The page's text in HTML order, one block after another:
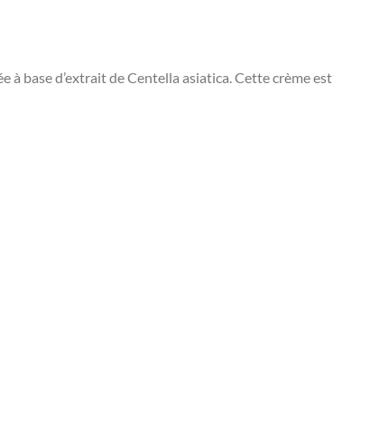
base d’extrait de Centella asiatica. Cette crème est